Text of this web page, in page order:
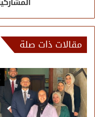
مقالات ذات صلة